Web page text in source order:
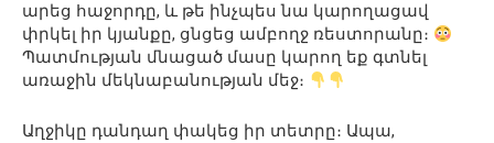
արեց հաջորդը, և թե ինչպես նա կարողացավ
փրկել իր կյանքը, ցնցեց ամբողջ ռեստորանը։
Պատմության մնացած մասը կարող եք գտնել
առաջին մեկնաբանության մեջ։
Աղջիկը դանդաղ փակեց իր տետրը։ Ապա,